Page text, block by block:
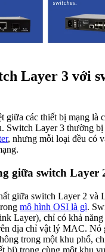
Layer 3 với
giữa các thiết bị mạng là
Switch Layer 3 thường
, nhưng mỗi loại đều có
giữa switch Layer
giữa switch Layer 2 và
mô hình OSI là gì.
Layer), chỉ có khả
địa chỉ vật lý MAC. Nó
trong một khu phố,
bị) trong cùng một khu